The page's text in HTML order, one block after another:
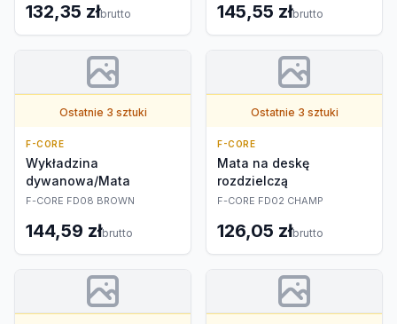
132,35 złbrutto 145,55 złbrutto
Ostatnie 3 sztuki
F-CORE
Wykładzina
dywanowa/Mata
F-CORE FD08 BROWN
144,59 złbrutto
Ostatnie 3 sztuki
F-CORE
Mata na deskę
rozdzielczą
F-CORE FD02 CHAMP
126,05 złbrutto